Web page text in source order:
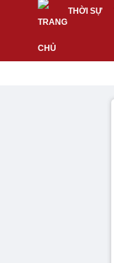
THỜI SỰ